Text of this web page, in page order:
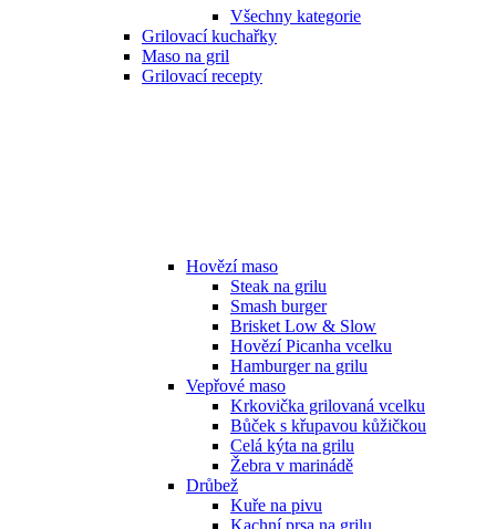
Všechny kategorie
Grilovací kuchařky
Maso na gril
Grilovací recepty
Hovězí maso
Steak na grilu
Smash burger
Brisket Low & Slow
Hovězí Picanha vcelku
Hamburger na grilu
Vepřové maso
Krkovička grilovaná vcelku
Bůček s křupavou kůžičkou
Celá kýta na grilu
Žebra v marinádě
Drůbež
Kuře na pivu
Kachní prsa na grilu